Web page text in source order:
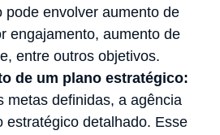
pode envolver aumento de
engajamento, aumento de
entre outros objetivos.
de um plano estratégico:
metas definidas, a agência
estratégico detalhado. Esse